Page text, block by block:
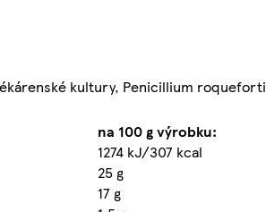
kultury, Penicillium roqueforti
na 100 g výrobku:
1274 kJ/307 kcal
25 g
17 g